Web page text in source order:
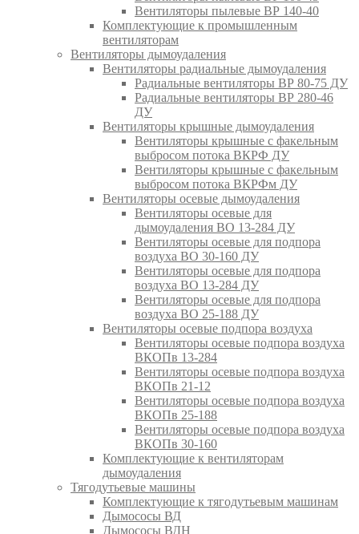
Вентиляторы пылевые ВР 140-40
Комплектующие к промышленным
вентиляторам
Вентиляторы дымоудаления
Вентиляторы радиальные дымоудаления
Радиальные вентиляторы ВР 80-75 ДУ
Радиальные вентиляторы ВР 280-46
ДУ
Вентиляторы крышные дымоудаления
Вентиляторы крышные с факельным
выбросом потока ВКРФ ДУ
Вентиляторы крышные с факельным
выбросом потока ВКРФм ДУ
Вентиляторы осевые дымоудаления
Вентиляторы осевые для
дымоудаления ВО 13-284 ДУ
Вентиляторы осевые для подпора
воздуха ВО 30-160 ДУ
Вентиляторы осевые для подпора
воздуха ВО 13-284 ДУ
Вентиляторы осевые для подпора
воздуха ВО 25-188 ДУ
Вентиляторы осевые подпора воздуха
Вентиляторы осевые подпора воздуха
ВКОПв 13-284
Вентиляторы осевые подпора воздуха
ВКОПв 21-12
Вентиляторы осевые подпора воздуха
ВКОПв 25-188
Вентиляторы осевые подпора воздуха
ВКОПв 30-160
Комплектующие к вентиляторам
дымоудаления
Тягодутьевые машины
Комплектующие к тягодутьевым машинам
Дымососы ВД
Дымососы ВДН